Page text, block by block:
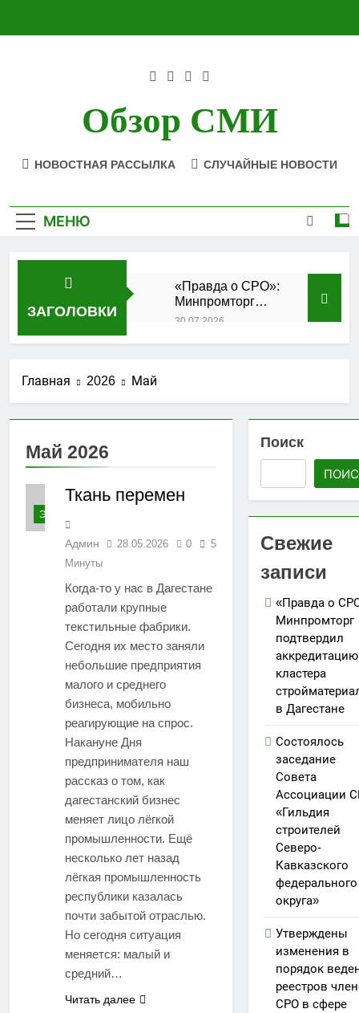
Обзор СМИ
НОВОСТНАЯ РАССЫЛКА СЛУЧАЙНЫЕ НОВОСТИ
МЕНЮ
ЗАГОЛОВКИ
«Правда о СРО»:
Минпромторг
подтвердил
кластера
30.07.2026
строителей
изменения в
порядок ведения
реестров членов
АО «Мостоотряд»
строительству
полосы
Вниманию членов
СРО! НОСТРОЙ
мониторинг
топливом
Для детей
открыли набор
направлениям
«Я-ДИЗАЙНЕР»
05.07.2026
Главная 2026 Май
Май 2026
ЭКОНОМИКА
Ткань перемен
Админ 28.05.2026 0
5
Минуты
Когда-то у нас в Дагестане
работали крупные
текстильные фабрики.
Сегодня их место заняли
небольшие предприятия
малого и среднего
бизнеса, мобильно
реагирующие на спрос.
Накануне Дня
предпринимателя наш
рассказ о том, как
дагестанский бизнес
меняет лицо лёгкой
промышленности. Ещё
несколько лет назад
лёгкая промышленность
республики казалась
почти забытой отраслью.
Но сегодня ситуация
меняется: малый и
средний…
Читать далее
Поиск
Свежие
записи
«Правда о
Минпромторг
подтвердил
аккредитацию
кластера
в Дагестане
Состоялось
заседание
Совета
Ассоциации
«Гильдия
строителей
Северо-
Кавказского
федерального
округа»
Утверждены
изменения в
порядок
реестров
СРО в сфере